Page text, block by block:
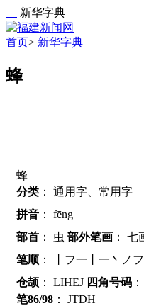
新华字典
首页> 新华字典
蜂
蜂
分类 ： 通用字、常用字
拼音 ： fēng
部首 ： 虫 部外笔画 ： 七
笔顺 ：
丨フ一丨一丶ノ
仓颉 ： LIHEJ 四角号码 ：
笔86/98 ： JTDH